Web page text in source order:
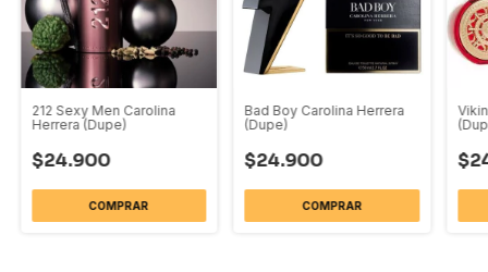
212 Sexy Men Carolina
Herrera (Dupe)
$24.900
COMPRAR
Bad Boy Carolina Herrera
(Dupe)
$24.900
COMPRAR